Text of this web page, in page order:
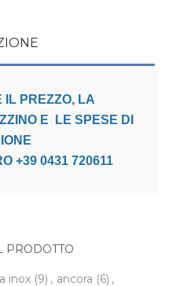
IL PREZZO, LA
E LE SPESE DI
+39 0431 720611
PRODOTTO
inox (9) , ancora (6) ,